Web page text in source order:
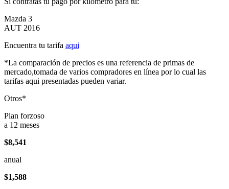
Mazda 3
AUT 2016
Encuentra tu tarifa aqui
*La comparación de precios es una referencia de primas de
mercado,tomada de varios compradores en línea por lo cual las
tarifas aqui presentadas pueden variar.
Otros*
Plan forzoso
a 12 meses
$8,541
anual
$1,588